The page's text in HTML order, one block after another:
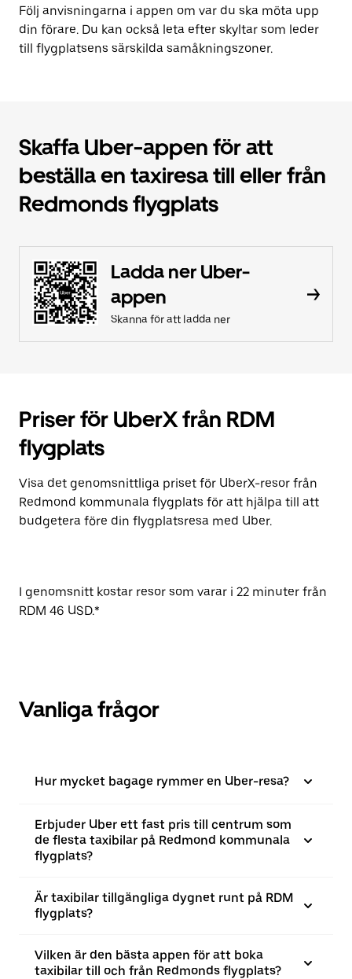
Följ anvisningarna i appen om var du ska möta upp
din förare. Du kan också leta efter skyltar som leder
till flygplatsens särskilda samåkningszoner.
Skaffa Uber-appen för att
beställa en taxiresa till eller från
Redmonds flygplats
Ladda ner Uber-
appen
Skanna för att ladda ner
Priser för UberX från RDM
flygplats
Visa det genomsnittliga priset för UberX-resor från
Redmond kommunala flygplats för att hjälpa till att
budgetera före din flygplatsresa med Uber.
I genomsnitt kostar resor som varar i 22 minuter från
RDM 46 USD.*
Vanliga frågor
Hur mycket bagage rymmer en Uber-resa?
Erbjuder Uber ett fast pris till centrum som
de flesta taxibilar på Redmond kommunala
flygplats?
Är taxibilar tillgängliga dygnet runt på RDM
flygplats?
Vilken är den bästa appen för att boka
taxibilar till och från Redmonds flygplats?